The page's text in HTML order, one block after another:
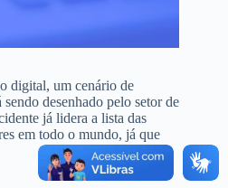
digital, um cenário de
desenhado pelo setor de
já lidera a lista das
em todo o mundo, já que